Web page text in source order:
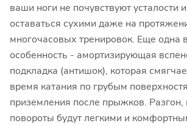
ваши ноги не почувствуют усталости
оставаться сухими даже на
многочасовых тренировок. Еще одна
особенность - амортизирующая
подкладка (антишок), которая
время катания по грубым
приземления после прыжков.
повороты будут легкими и